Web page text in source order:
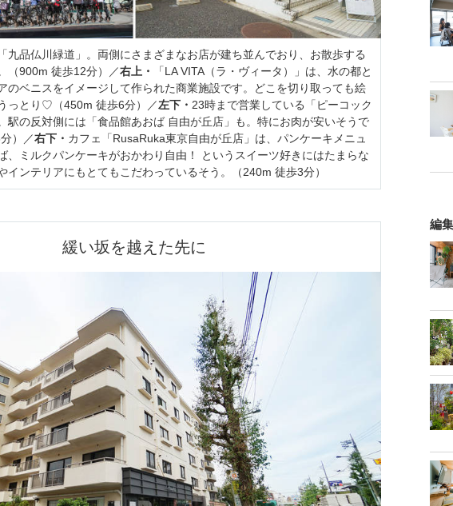
九品仏川緑道」。両側にさまざまなお店が建ち並んでおり、お散歩する
（900m 徒歩12分）／右上・
「LA VITA（ラ・ヴィータ）」は、水の都と
のベニスをイメージして作られた商業施設です。どこを切り取っても絵
っとり♡（450m 徒歩6分）／左下・ 23時まで営業している「ピーコック
駅の反対側には「食品館あおば 自由が丘店」も。特にお肉が安いそうで
）／右下・ カフェ「RusaRuka東京自由が丘店」は、パンケーキメニュ
、ミルクパンケーキがおかわり自由！ というスイーツ好きにはたまらな
インテリアにもとてもこだわっているそう。（240m 徒歩3分）
緩い坂を越えた先に
編